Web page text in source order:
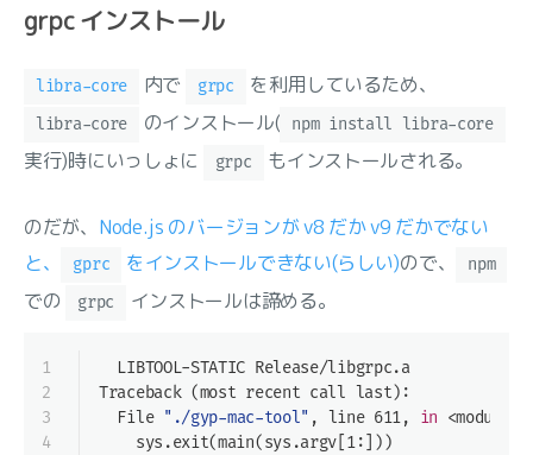
grpc インストール
libra-core 内で grpc を利用しているため、
libra-core のインストール( npm install libra-core
実行)時にいっしょに grpc もインストールされる。
のだが、 Node.js のバージョンが v8 だか v9 だかでない
と、
gprc をインストールできない(らしい)ので、 npm
での grpc インストールは諦める。
1
2
3
4
  LIBTOOL-STATIC Release/libgrpc.a
Traceback (most recent call last):
  File
"./gyp-mac-tool" , line 611, in <module>
    sys.exit(main(sys.argv[1:]))